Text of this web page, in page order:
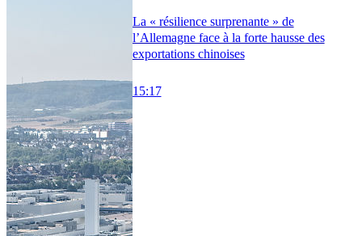
La « résilience surprenante » de
l’Allemagne face à la forte hausse des
exportations chinoises
15:17